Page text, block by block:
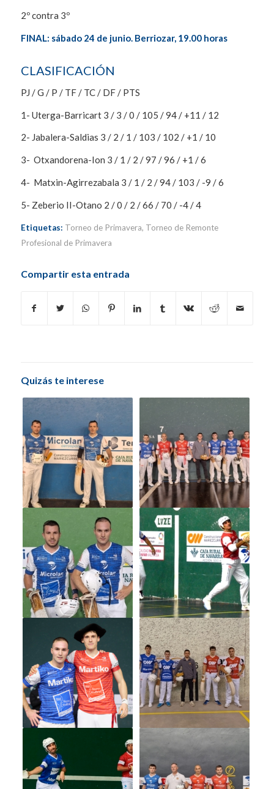
2º contra 3º
FINAL: sábado 24 de junio. Berriozar, 19.00 horas
CLASIFICACIÓN
PJ / G / P / TF / TC / DF / PTS
1- Uterga-Barricart 3 / 3 / 0 / 105 / 94 / +11 / 12
2- Jabalera-Saldias 3 / 2 / 1 / 103 / 102 / +1 / 10
3- Otxandorena-Ion 3 / 1 / 2 / 97 / 96 / +1 / 6
4- Matxin-Agirrezabala 3 / 1 / 2 / 94 / 103 / -9 / 6
5- Zeberio II-Otano 2 / 0 / 2 / 66 / 70 / -4 / 4
Etiquetas: Torneo de Primavera, Torneo de Remonte
Profesional de Primavera
Compartir esta entrada
Quizás te interese